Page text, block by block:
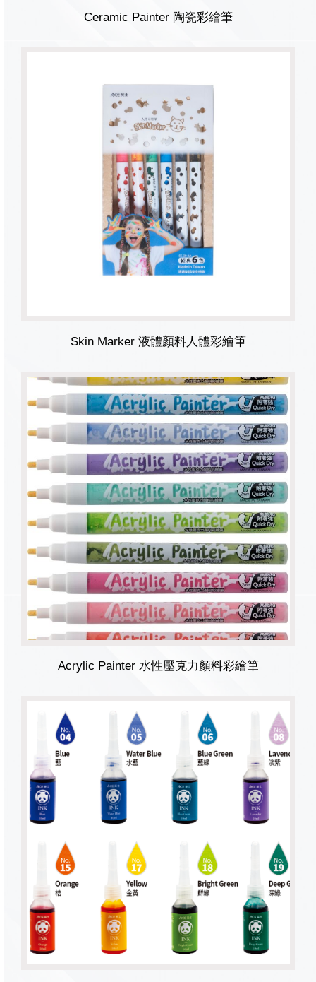
Ceramic Painter 陶瓷彩繪筆
Skin Marker 液體顏料人體彩繪筆
Acrylic Painter 水性壓克力顏料彩繪筆